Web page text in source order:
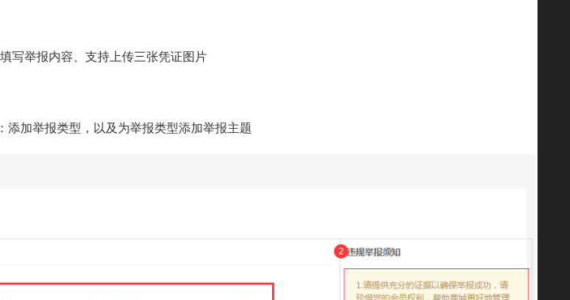
写举报内容、支持上传三张凭证图片
加举报类型，以及为举报类型添加举报主题